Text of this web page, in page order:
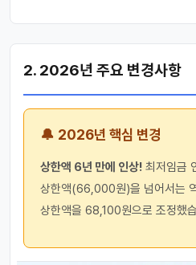
2. 2026년 주요 변경사항
🔔 2026년 핵심 변경
상한액 6년 만에 인상! 최저임금
상한액(66,000원)을 넘어서는
상한액을 68,100원으로 조정했